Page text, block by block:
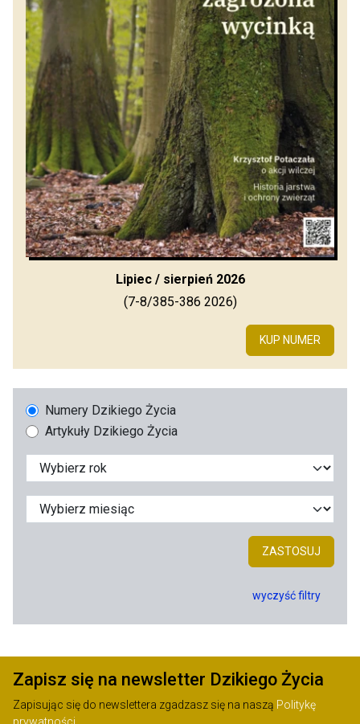
Lipiec / sierpień 2026
(7-8/385-386 2026)
KUP NUMER
Numery Dzikiego Życia
Artykuły Dzikiego Życia
ZASTOSUJ
wyczyść filtry
Zapisz się na newsletter Dzikiego Życia
Zapisując się do newslettera zgadzasz się na naszą Politykę
prywatności